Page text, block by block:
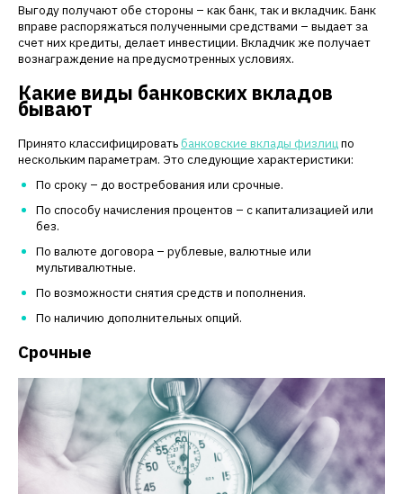
Выгоду получают обе стороны – как банк, так и вкладчик. Банк
вправе распоряжаться полученными средствами – выдает за
счет них кредиты, делает инвестиции. Вкладчик же получает
вознаграждение на предусмотренных условиях.
Какие виды банковских вкладов
бывают
Принято классифицироватьбанковские вклады физлицпо
нескольким параметрам. Это следующие характеристики:
По сроку – до востребования или срочные.
По способу начисления процентов – с капитализацией или
без.
По валюте договора – рублевые, валютные или
мультивалютные.
По возможности снятия средств и пополнения.
По наличию дополнительных опций.
Срочные